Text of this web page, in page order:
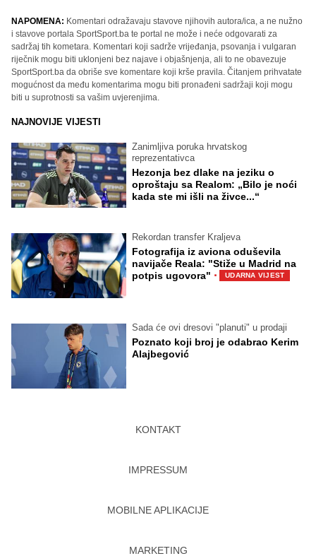
NAPOMENA: Komentari odražavaju stavove njihovih autora/ica, a ne nužno
i stavove portala SportSport.ba te portal ne može i neće odgovarati za
sadržaj tih kometara. Komentari koji sadrže vrijeđanja, psovanja i vulgaran
riječnik mogu biti uklonjeni bez najave i objašnjenja, ali to ne obavezuje
SportSport.ba da obriše sve komentare koji krše pravila. Čitanjem prihvatate
mogućnost da među komentarima mogu biti pronađeni sadržaji koji mogu
biti u suprotnosti sa vašim uvjerenjima.
NAJNOVIJE VIJESTI
Zanimljiva poruka hrvatskog
reprezentativca
Hezonja bez dlake na jeziku o
oproštaju sa Realom: „Bilo je noći
kada ste mi išli na živce...“
Rekordan transfer Kraljeva
Fotografija iz aviona oduševila
navijače Reala: "Stiže u Madrid na
potpis ugovora" · UDARNA VIJEST
Sada će ovi dresovi "planuti" u prodaji
Poznato koji broj je odabrao Kerim
Alajbegović
KONTAKT
IMPRESSUM
MOBILNE APLIKACIJE
MARKETING